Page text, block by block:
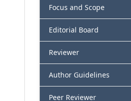
Focus and Scope
Editorial Board
Reviewer
Author Guidelines
Peer Reviewer